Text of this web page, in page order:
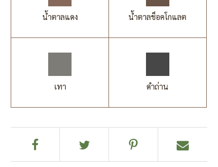
น้ำตาลแดง น้ำตาลช็อคโกแลต
เทา ดำถ่าน